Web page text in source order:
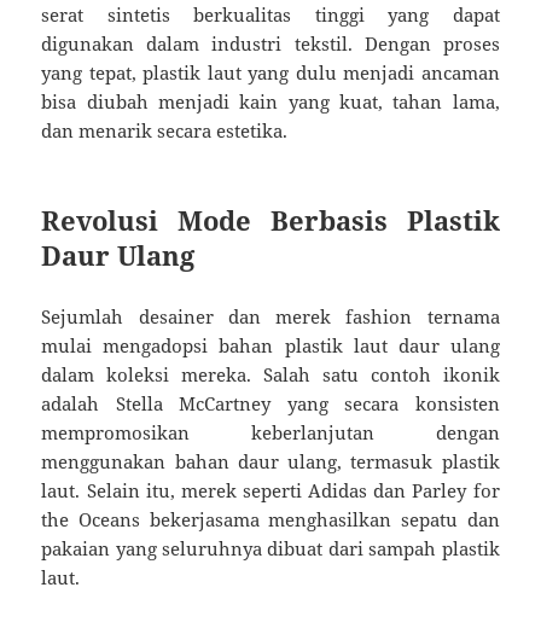
serat sintetis berkualitas tinggi yang dapat
digunakan dalam industri tekstil. Dengan proses
yang tepat, plastik laut yang dulu menjadi ancaman
bisa diubah menjadi kain yang kuat, tahan lama,
dan menarik secara estetika.
Revolusi Mode Berbasis Plastik
Daur Ulang
Sejumlah desainer dan merek fashion ternama
mulai mengadopsi bahan plastik laut daur ulang
dalam koleksi mereka. Salah satu contoh ikonik
adalah Stella McCartney yang secara konsisten
mempromosikan keberlanjutan dengan
menggunakan bahan daur ulang, termasuk plastik
laut. Selain itu, merek seperti Adidas dan Parley for
the Oceans bekerjasama menghasilkan sepatu dan
pakaian yang seluruhnya dibuat dari sampah plastik
laut.